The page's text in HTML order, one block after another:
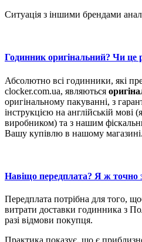
Ситуація з іншими брендами
Годинник оригінальний? Чи це
Абсолютно всі годинники, які
clocker.com.ua, являються
оригінальному пакуванні, з
інструкцією на англійській мові
виробником) та з нашим
Вашу купівлю в нашому магазині.
Навіщо передплата? Я ж точно
Передплата потрібна для того,
витрати доставки годинника з
разі відмови покупця.
Практика показує, що є